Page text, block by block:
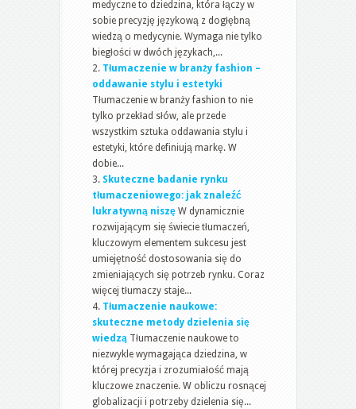
medyczne to dziedzina, która łączy w
sobie precyzję językową z dogłębną
wiedzą o medycynie. Wymaga nie tylko
biegłości w dwóch językach,...
Tłumaczenie w branży fashion –
oddawanie stylu i estetyki
Tłumaczenie w branży fashion to nie
tylko przekład słów, ale przede
wszystkim sztuka oddawania stylu i
estetyki, które definiują markę. W
dobie...
Skuteczne badanie rynku
tłumaczeniowego: jak znaleźć
lukratywną niszę W dynamicznie
rozwijającym się świecie tłumaczeń,
kluczowym elementem sukcesu jest
umiejętność dostosowania się do
zmieniających się potrzeb rynku. Coraz
więcej tłumaczy staje...
Tłumaczenie naukowe:
skuteczne metody dzielenia się
wiedzą Tłumaczenie naukowe to
niezwykle wymagająca dziedzina, w
której precyzja i zrozumiałość mają
kluczowe znaczenie. W obliczu rosnącej
globalizacji i potrzeby dzielenia się...